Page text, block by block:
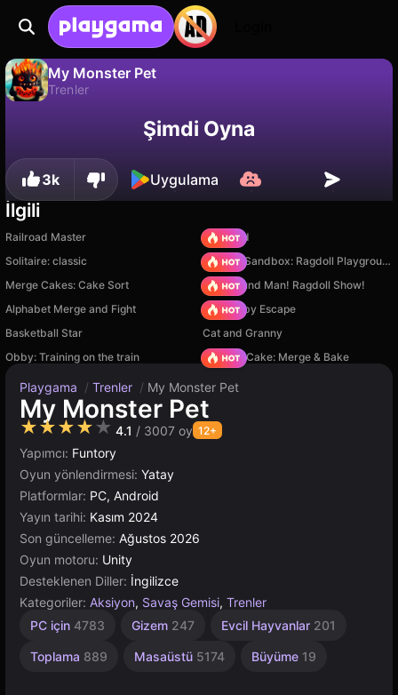
My Monster Pet
Trenler
İlerlemeyi kaydet! Hayır
Şimdi Oyna
3k Uygulama
İlgili
Railroad Master
TB World
Solitaire: classic
Sprunki Sandbox: Ragdoll Playground Mode
Merge Cakes: Cake Sort
Playground Man! Ragdoll Show!
Alphabet Merge and Fight
Your Obby Escape
Basketball Star
Cat and Granny
Obby: Training on the train
Piece of Cake: Merge & Bake
Playgama / Trenler / My Monster Pet
My Monster Pet
★★★★★ 4.1 / 3007 oy 12+
Yapımcı: Funtory
Oyun yönlendirmesi: Yatay
Platformlar: PC, Android
Yayın tarihi: Kasım 2024
Son güncelleme: Ağustos 2026
Oyun motoru: Unity
Desteklenen Diller: İngilizce
Kategoriler: Aksiyon, Savaş Gemisi, Trenler
PC için 4783 Gizem 247 Evcil Hayvanlar 201
Toplama 889 Masaüstü 5174 Büyüme 19
Unity
3175